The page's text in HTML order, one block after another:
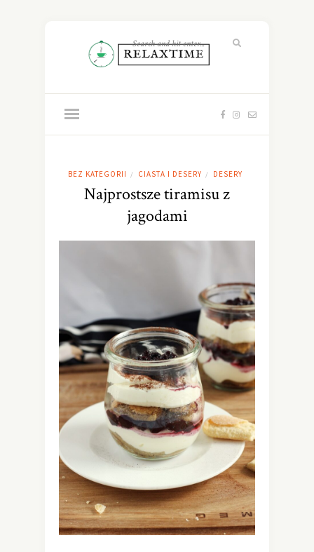
BEZ KATEGORII / CIASTA I DESERY / DESERY
Najprostsze tiramisu z
jagodami